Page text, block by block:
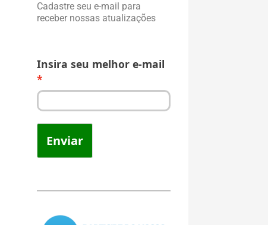
Cadastre seu e-mail para
receber nossas atualizações
Insira seu melhor e-mail
Enviar